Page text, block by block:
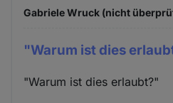
Gabriele Wruck (nicht
"Warum ist dies
"Warum ist dies erlaubt?"